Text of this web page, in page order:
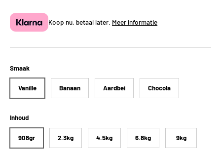
Koop nu, betaal later. Meer informatie
Smaak
Vanille Banaan Aardbei Chocola
Inhoud
908gr 2.3kg 4.5kg 6.8kg 9kg